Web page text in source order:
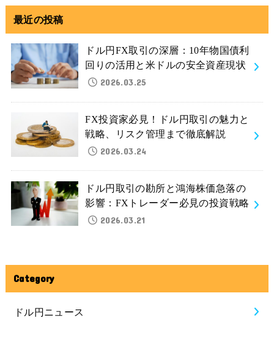
最近の投稿
ドル円FX取引の深層：10年物国債利
回りの活用と米ドルの安全資産現状
2026.03.25
FX投資家必見！ドル円取引の魅力と
戦略、リスク管理まで徹底解説
2026.03.24
ドル円取引の勘所と鴻海株価急落の
影響：FXトレーダー必見の投資戦略
2026.03.21
Category
ドル円ニュース